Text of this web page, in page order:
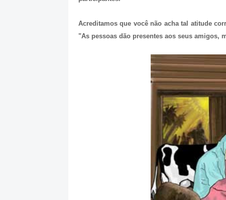
Acreditamos que você não acha tal atitude
"As pessoas dão presentes aos seus